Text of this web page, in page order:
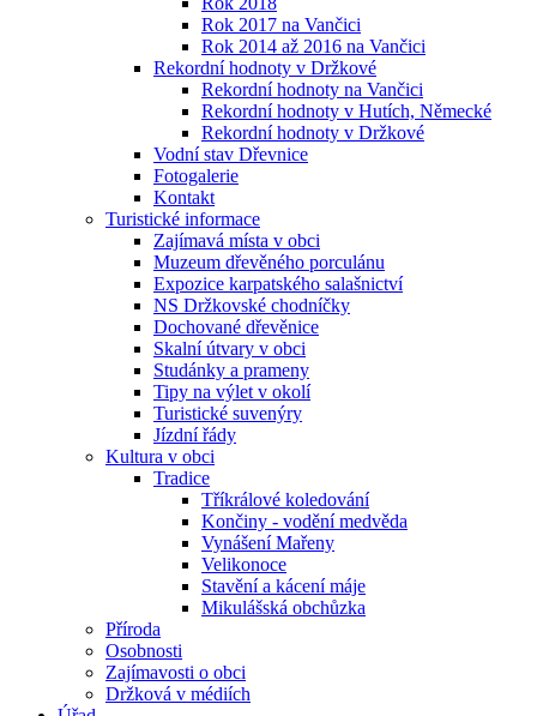
Rok 2017 na Vančici
Rok 2014 až 2016 na Vančici
Rekordní hodnoty v Držkové
Rekordní hodnoty na Vančici
Rekordní hodnoty v Hutích, Německé
Rekordní hodnoty v Držkové
Vodní stav Dřevnice
Fotogalerie
Kontakt
Turistické informace
Zajímavá místa v obci
Muzeum dřevěného porculánu
Expozice karpatského salašnictví
NS Držkovské chodníčky
Dochované dřevěnice
Skalní útvary v obci
Studánky a prameny
Tipy na výlet v okolí
Turistické suvenýry
Jízdní řády
Kultura v obci
Tradice
Tříkrálové koledování
Končiny - vodění medvěda
Vynášení Mařeny
Velikonoce
Stavění a kácení máje
Mikulášská obchůzka
Příroda
Osobnosti
Zajímavosti o obci
Držková v médiích